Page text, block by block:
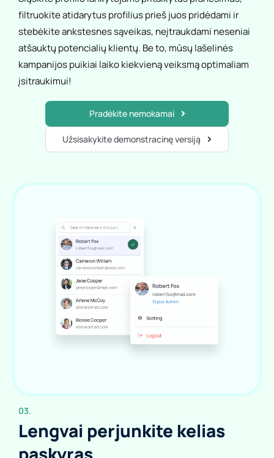
filtruokite atidarytus profilius prieš juos pridėdami ir
stebėkite ankstesnes sąveikas, neįtraukdami neseniai
atšauktų potencialių klientų. Be to, mūsų lašelinės
kampanijos puikiai laiko kiekvieną veiksmą optimaliam
įsitraukimui!
Pradėkite nemokamai
Užsisakykite demonstracinę versiją
03.
Lengvai perjunkite kelias